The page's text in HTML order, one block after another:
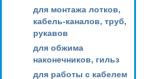
для монтажа лотков,
кабель-каналов, труб,
рукавов
для обжима
наконечников, гильз
для работы с кабелем